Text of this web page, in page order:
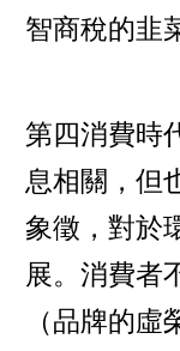
智商稅的韭
第四消費時
息相關，但
象徵，對於
展。消費者
（品牌的